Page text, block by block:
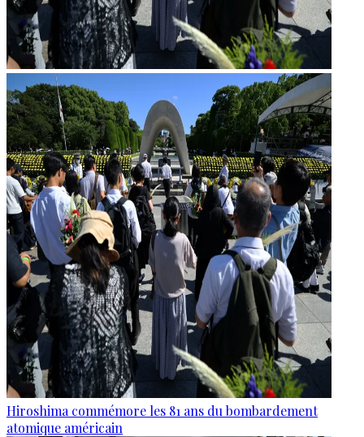
Hiroshima commémore les 81 ans du bombardement
atomique américain